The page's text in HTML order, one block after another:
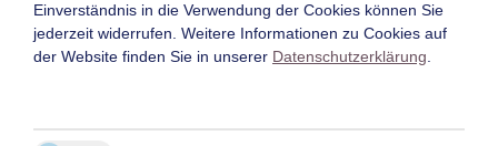
Einverständnis in die Verwendung der Cookies können Sie
jederzeit widerrufen. Weitere Informationen zu Cookies auf
der Website finden Sie in unserer Datenschutzerklärung.